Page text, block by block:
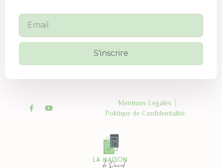
S'inscrire
Mentions Légales
Politique de Confidentialité